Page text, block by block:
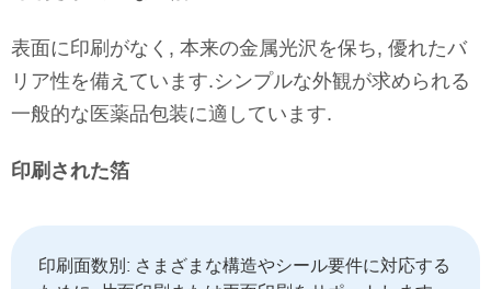
表面に印刷がなく, 本来の金属光沢を保ち, 優れたバ
リア性を備えています.シンプルな外観が求められる
一般的な医薬品包装に適しています.
印刷された箔
印刷面数別: さまざまな構造やシール要件に対応する